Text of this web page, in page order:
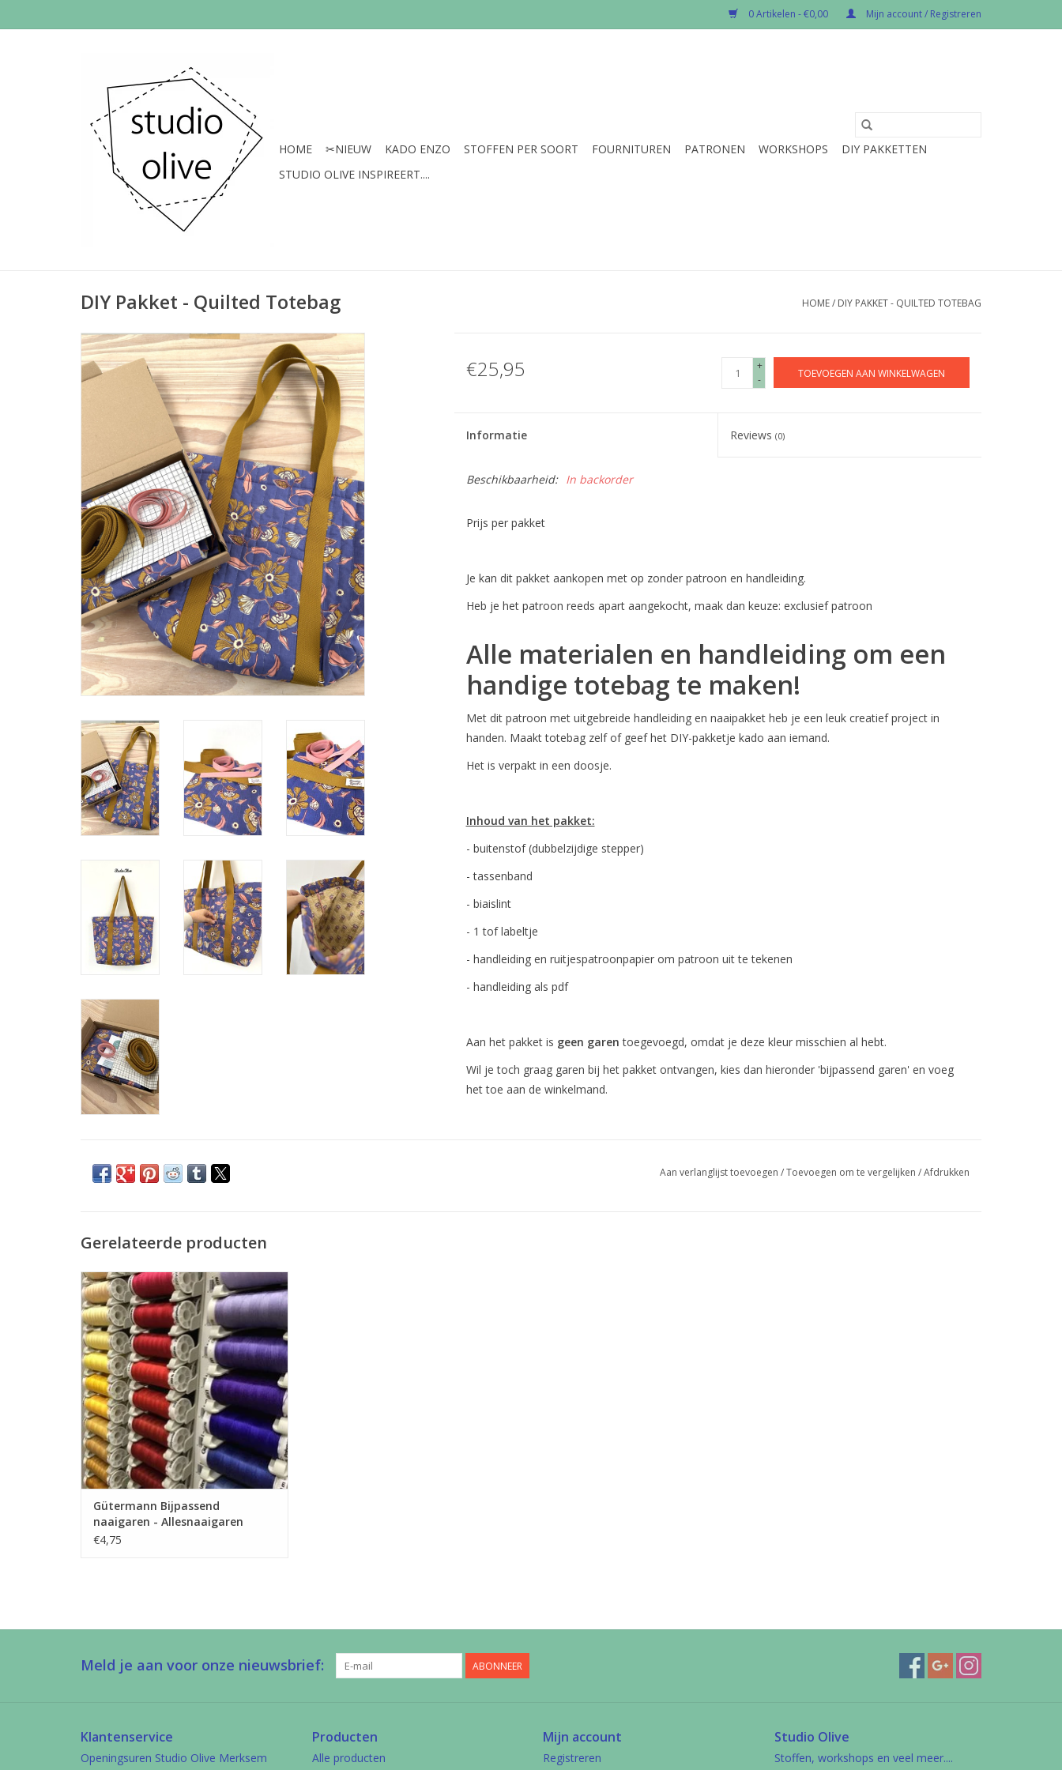
0 Artikelen - €0,00 Mijn account / Registreren
HOME ✂︎NIEUW KADO ENZO STOFFEN PER SOORT FOURNITUREN PATRONEN WORKSHOPS
DIY PAKKETTEN
STUDIO OLIVE INSPIREERT....
DIY Pakket - Quilted Totebag HOME/ DIY PAKKET - QUILTED TOTEBAG
€25,95
+
-
TOEVOEGEN AAN WINKELWAGEN
Informatie Reviews(0)
Beschikbaarheid: In backorder
Prijs per pakket
Je kan dit pakket aankopen met op zonder patroon en handleiding.
Heb je het patroon reeds apart aangekocht, maak dan keuze: exclusief patroon
Alle materialen en handleiding om een
handige totebag te maken!
Met dit patroon met uitgebreide handleiding en naaipakket heb je een leuk creatief project in
handen. Maakt totebag zelf of geef het DIY-pakketje kado aan iemand.
Het is verpakt in een doosje.
Inhoud van het pakket:
- buitenstof (dubbelzijdige stepper)
- tassenband
- biaislint
- 1 tof labeltje
- handleiding en ruitjespatroonpapier om patroon uit te tekenen
- handleiding als pdf
Aan het pakket is geen garen toegevoegd, omdat je deze kleur misschien al hebt.
Wil je toch graag garen bij het pakket ontvangen, kies dan hieronder 'bijpassend garen' en voeg
het toe aan de winkelmand.
Aan verlanglijst toevoegen /Toevoegen om te vergelijken /Afdrukken
Gerelateerde producten
Prijs per stuk.
De allerbeste kwaliteit naaigaren voor uw
naaimachine. Dit garen kan je gebruiken
voor allerlei stoffen.
TOEVOEGEN AAN WINKELWAGEN
Gütermann Bijpassend
naaigaren - Allesnaaigaren
200m
€4,75
Meld je aan voor onze nieuwsbrief: ABONNEER
Klantenservice
Openingsuren Studio Olive Merksem
Producten
Alle producten
Mijn account
Registreren
Studio Olive
Stoffen, workshops en veel meer....